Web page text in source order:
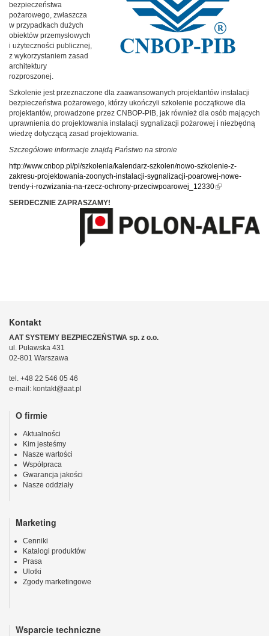
bezpieczeństwa
pożarowego, zwłaszcza
w przypadkach dużych
obiektów przemysłowych
i użyteczności publicznej,
z wykorzystaniem zasad
architektury
rozproszonej.
Szkolenie jest przeznaczone dla zaawansowanych projektantów instalacji
bezpieczeństwa pożarowego, którzy ukończyli szkolenie początkowe dla
projektantów, prowadzone przez CNBOP-PIB, jak również dla osób mających
uprawnienia do projektowania instalacji sygnalizacji pożarowej i niezbędną
wiedzę dotyczącą zasad projektowania.
Szczegółowe informacje znajdą Państwo na stronie
http://www.cnbop.pl/pl/szkolenia/kalendarz-szkolen/nowo-szkolenie-z-
zakresu-projektowania-zoonych-instalacji-sygnalizacji-poarowej-nowe-
trendy-i-rozwizania-na-rzecz-ochrony-przeciwpoarowej_12330(link is external)
SERDECZNIE ZAPRASZAMY!
Kontakt
AAT SYSTEMY BEZPIECZEŃSTWA sp. z o.o.
ul. Puławska 431
02-801 Warszawa
tel. +48 22 546 05 46
e-mail: kontakt@aat.pl
O firmie
Aktualności
Kim jesteśmy
Nasze wartości
Współpraca
Gwarancja jakości
Nasze oddziały
Marketing
Cenniki
Katalogi produktów
Prasa
Ulotki
Zgody marketingowe
Wsparcie techniczne